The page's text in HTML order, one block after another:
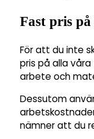
Fast pris
För att du inte
pris på alla
arbete och
Dessutom
nämner att du